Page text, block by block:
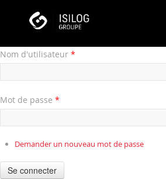
Nom d'utilisateur *
Mot de passe *
Demander un nouveau mot de passe
Se connecter